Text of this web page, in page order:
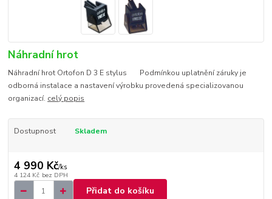
Náhradní hrot
Náhradní hrot Ortofon D 3 E stylus Podmínkou uplatnění záruky je
odborná instalace a nastavení výrobku provedená specializovanou
organizací. celý popis
Dostupnost Skladem
4 990 Kč/ks
4 124 Kč bez DPH
Přidat do košíku